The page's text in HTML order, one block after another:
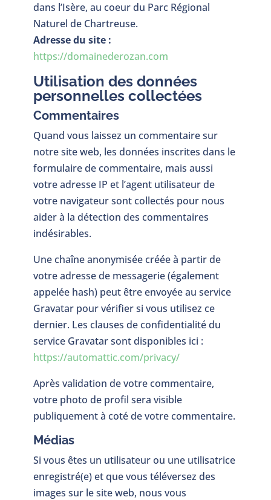
dans l’Isère, au coeur du Parc Régional
Naturel de Chartreuse.
Adresse du site :
https://domainederozan.com
Utilisation des données
personnelles collectées
Commentaires
Quand vous laissez un commentaire sur
notre site web, les données inscrites dans le
formulaire de commentaire, mais aussi
votre adresse IP et l’agent utilisateur de
votre navigateur sont collectés pour nous
aider à la détection des commentaires
indésirables.
Une chaîne anonymisée créée à partir de
votre adresse de messagerie (également
appelée hash) peut être envoyée au service
Gravatar pour vérifier si vous utilisez ce
dernier. Les clauses de confidentialité du
service Gravatar sont disponibles ici :
https://automattic.com/privacy/
Après validation de votre commentaire,
votre photo de profil sera visible
publiquement à coté de votre commentaire.
Médias
Si vous êtes un utilisateur ou une utilisatrice
enregistré(e) et que vous téléversez des
images sur le site web, nous vous